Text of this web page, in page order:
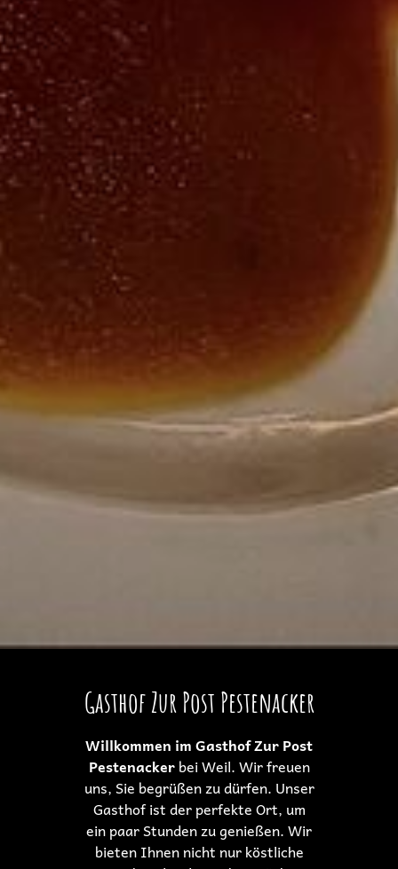
Gasthof Zur Post Pestenacker
Willkommen im Gasthof Zur Post
Pestenackerbei Weil. Wir freuen
uns, Sie begrüßen zu dürfen. Unser
Gasthof ist der perfekte Ort, um
ein paar Stunden zu genießen. Wir
bieten Ihnen nicht nur köstliche